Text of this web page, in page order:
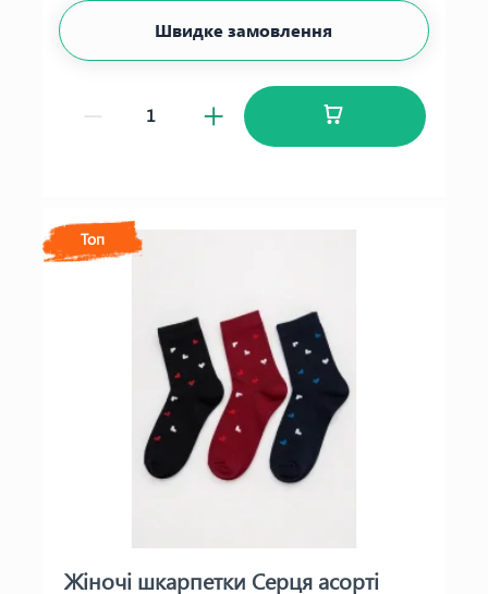
Швидке замовлення
Топ
Жіночі шкарпетки Серця асорті